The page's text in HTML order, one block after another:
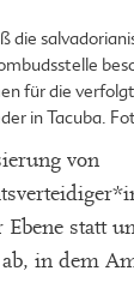
die
für die
in Tacuba.
von
Ebene statt
ab, in dem